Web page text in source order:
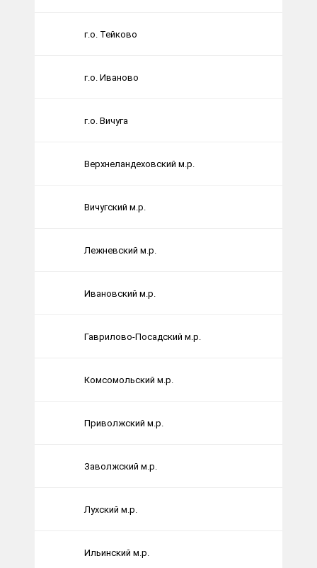
г.о. Тейково
г.о. Иваново
г.о. Вичуга
Верхнеландеховский м.р.
Вичугский м.р.
Лежневский м.р.
Ивановский м.р.
Гаврилово-Посадский м.р.
Комсомольский м.р.
Приволжский м.р.
Заволжский м.р.
Лухский м.р.
Ильинский м.р.